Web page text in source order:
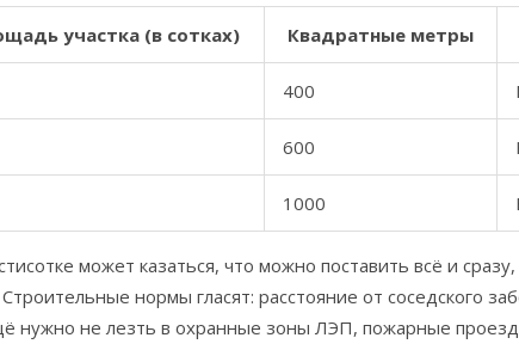
участка (в сотках) Квадратные метры
400
600
1000
может казаться, что можно поставить всё и
нормы гласят: расстояние от соседского
нужно не лезть в охранные зоны ЛЭП, пожарные